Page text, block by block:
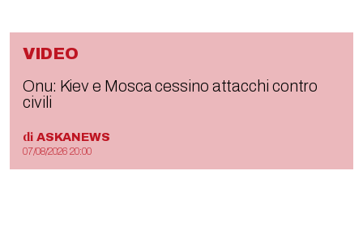
VIDEO
Onu: Kiev e Mosca cessino attacchi contro
civili
di ASKANEWS
07/08/2026 20:00